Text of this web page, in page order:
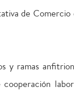
de Comercio
y ramas